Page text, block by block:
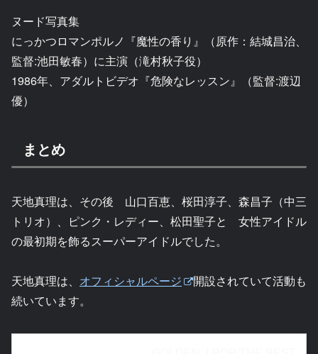
ヌード写真集
にっかつロマンポルノ『魔性の香り』（原作：結城昌治、
監督:池田敏春）に主演（滝村秋子役）
1986年、アダルトビデオ『危険なレッスン』（監督:渡辺
優）
まとめ
天地真理は、その後 山口百恵、桜田淳子、森昌子（中三
トリオ）、ピンク・レディー、松田聖子と 女性アイドル
の最初期を飾るスーパーアイドルでした。
天地真理は、 オフィシャルページ
開設されていて活動も
続いています。